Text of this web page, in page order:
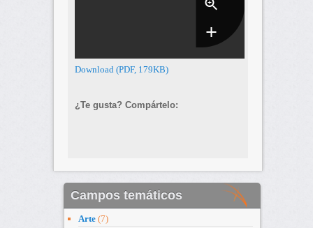
Download (PDF, 179KB)
¿Te gusta? Compártelo:
Campos temáticos
Arte(7)